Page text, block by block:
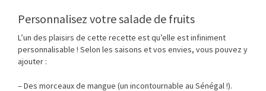
Personnalisez votre salade de fruits
L’un des plaisirs de cette recette est qu’elle est infiniment
personnalisable ! Selon les saisons et vos envies, vous pouvez y
ajouter :
– Des morceaux de mangue (un incontournable au Sénégal !).